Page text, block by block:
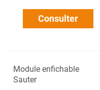
Consulter
Module enfichable
Sauter